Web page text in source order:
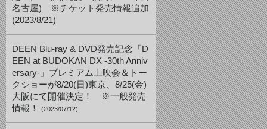
名古屋) ※チケット発売情報追加
(2023/8/21)
DEEN Blu-ray & DVD発売記念「D
EEN at BUDOKAN DX -30th Anniv
ersary-」プレミアム上映会＆トー
クショーが8/20(日)東京、8/25(金)
大阪にて開催決定！ ※一般発売
情報！
(2023/07/12)